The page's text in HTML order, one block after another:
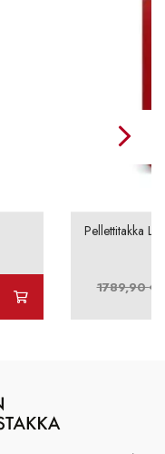
Pellettitakka
1789,90€